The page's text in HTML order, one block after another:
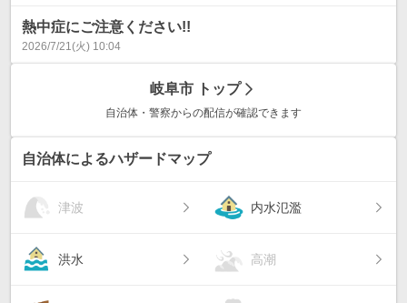
熱中症にご注意ください!!
2026/7/21(火) 10:04
岐阜市 トップ
自治体・警察からの配信が確認できます
自治体によるハザードマップ
津波 内水氾濫
洪水 高潮